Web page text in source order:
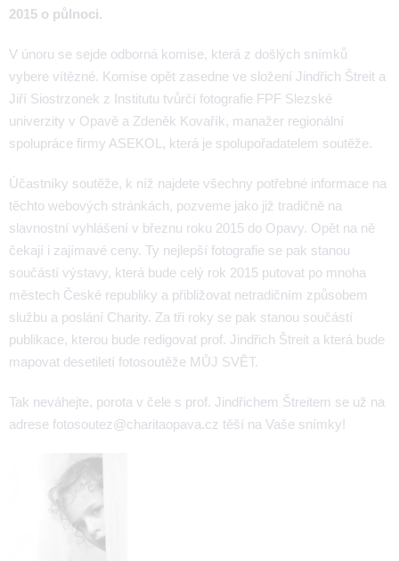
2015 o půlnoci.
V únoru se sejde odborná komise, která z došlých snímků
vybere vítězné. Komise opět zasedne ve složení Jindřich Štreit a
Jiří Siostrzonek z Institutu tvůrčí fotografie FPF Slezské
univerzity v Opavě a Zdeněk Kovařík, manažer regionální
spolupráce firmy ASEKOL, která je spolupořadatelem soutěže.
Účastníky soutěže, k níž najdete všechny potřebné informace na
těchto webových stránkách, pozveme jako již tradičně na
slavnostní vyhlášení v březnu roku 2015 do Opavy. Opět na ně
čekají i zajímavé ceny. Ty nejlepší fotografie se pak stanou
součástí výstavy, která bude celý rok 2015 putovat po mnoha
městech České republiky a přibližovat netradičním způsobem
službu a poslání Charity. Za tři roky se pak stanou součástí
publikace, kterou bude redigovat prof. Jindřich Štreit a která bude
mapovat desetiletí fotosoutěže MŮJ SVĚT.
Tak neváhejte, porota v čele s prof. Jindřichem Štreitem se už na
adrese fotosoutez@charitaopava.cz těší na Vaše snímky!